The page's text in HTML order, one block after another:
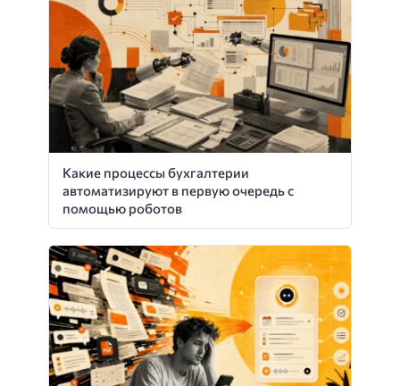
Какие процессы бухгалтерии
автоматизируют в первую очередь с
помощью роботов